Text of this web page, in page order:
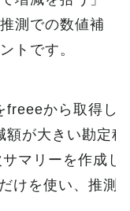
測での数値補
トです。
freeeから取得し
が大きい勘定
マリーを作成し
けを使い、推測